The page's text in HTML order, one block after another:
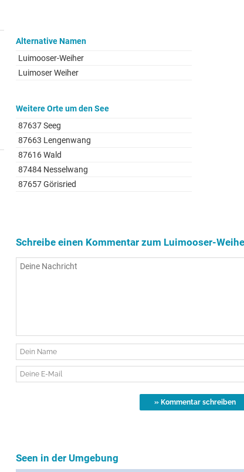
Alternative Namen
Luimooser-Weiher
Luimoser Weiher
Weitere Orte um den See
87637 Seeg
87663 Lengenwang
87616 Wald
87484 Nesselwang
87657 Görisried
Schreibe einen Kommentar zum Luimooser-
Seen in der Umgebung